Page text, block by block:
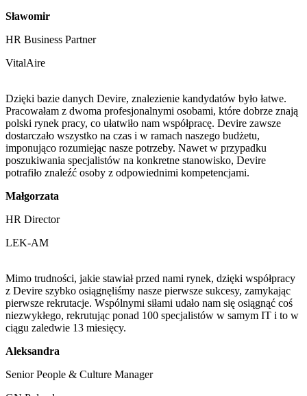
Sławomir
HR Business Partner
VitalAire
Dzięki bazie danych Devire, znalezienie kandydatów było łatwe.
Pracowałam z dwoma profesjonalnymi osobami, które dobrze znają
polski rynek pracy, co ułatwiło nam współpracę. Devire zawsze
dostarczało wszystko na czas i w ramach naszego budżetu,
imponująco rozumiejąc nasze potrzeby. Nawet w przypadku
poszukiwania specjalistów na konkretne stanowisko, Devire
potrafiło znaleźć osoby z odpowiednimi kompetencjami.
Małgorzata
HR Director
LEK-AM
Mimo trudności, jakie stawiał przed nami rynek, dzięki współpracy
z Devire szybko osiągnęliśmy nasze pierwsze sukcesy, zamykając
pierwsze rekrutacje. Wspólnymi siłami udało nam się osiągnąć coś
niezwykłego, rekrutując ponad 100 specjalistów w samym IT i to w
ciągu zaledwie 13 miesięcy.
Aleksandra
Senior People & Culture Manager